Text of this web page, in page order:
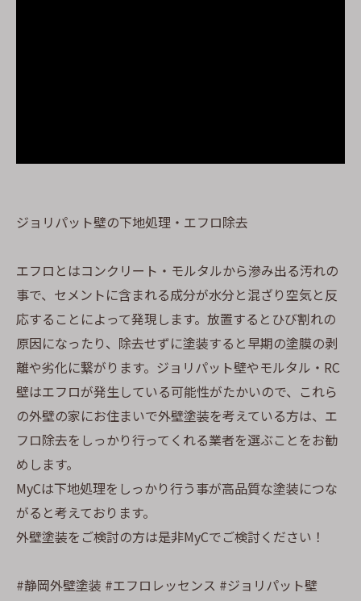
ジョリパット壁の下地処理・エフロ除去
エフロとはコンクリート・モルタルから滲み出る汚れの
事で、セメントに含まれる成分が水分と混ざり空気と反
応することによって発現します。放置するとひび割れの
原因になったり、除去せずに塗装すると早期の塗膜の剥
離や劣化に繋がります。ジョリパット壁やモルタル・RC
壁はエフロが発生している可能性がたかいので、これら
の外壁の家にお住まいで外壁塗装を考えている方は、エ
フロ除去をしっかり行ってくれる業者を選ぶことをお勧
めします。
MyCは下地処理をしっかり行う事が高品質な塗装につな
がると考えております。
外壁塗装をご検討の方は是非MyCでご検討ください！
#静岡外壁塗装 #エフロレッセンス #ジョリパット壁